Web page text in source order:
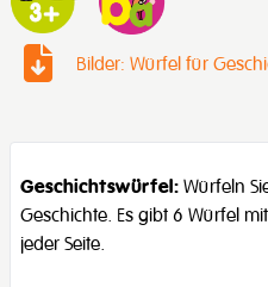
Bilder: Würfel für
Geschichtswürfel: Würfeln
Geschichte. Es gibt 6 Würfel
jeder Seite.